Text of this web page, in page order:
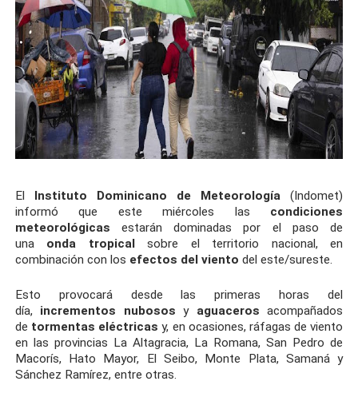
El Instituto Dominicano de Meteorología (Indomet)
informó que este miércoles las condiciones
meteorológicas estarán dominadas por el paso de
una onda tropicalsobre el territorio nacional, en
combinación con los efectos del viento del este/sureste.
Esto provocará desde las primeras horas del
día, incrementos nubosos y aguaceros acompañados
de tormentas eléctricas y, en ocasiones, ráfagas de viento
en las provincias La Altagracia, La Romana, San Pedro de
Macorís, Hato Mayor, El Seibo, Monte Plata, Samaná y
Sánchez Ramírez, entre otras.